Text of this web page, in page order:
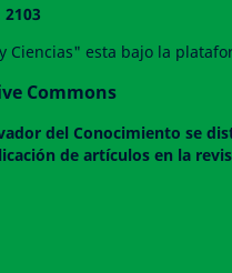
Ciencias" esta bajo la
Commons
del Conocimiento se
de artículos en la